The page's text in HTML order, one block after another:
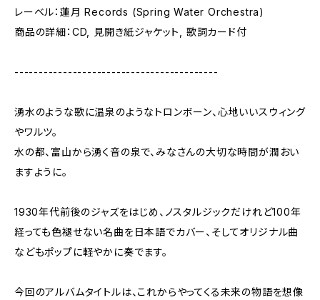
レーベル：蓮月 Records (Spring Water Orchestra)
商品の詳細：CD, 見開き紙ジャケット, 歌詞カード付
------------------------------------------
湧水のような歌に温泉のようなトロンボーン、心地いいスウィング
やワルツ。
水の都、富山から湧く音の泉で、みなさんの大切な時間が潤おい
ますように。
1930年代前後のジャズをはじめ、ノスタルジックだけれど100年
経っても色褪せない名曲を日本語でカバー、そしてオリジナル曲
などもポップに軽やかに奏でます。
今回のアルバムタイトルは、これからやってくる未来の物語を想像